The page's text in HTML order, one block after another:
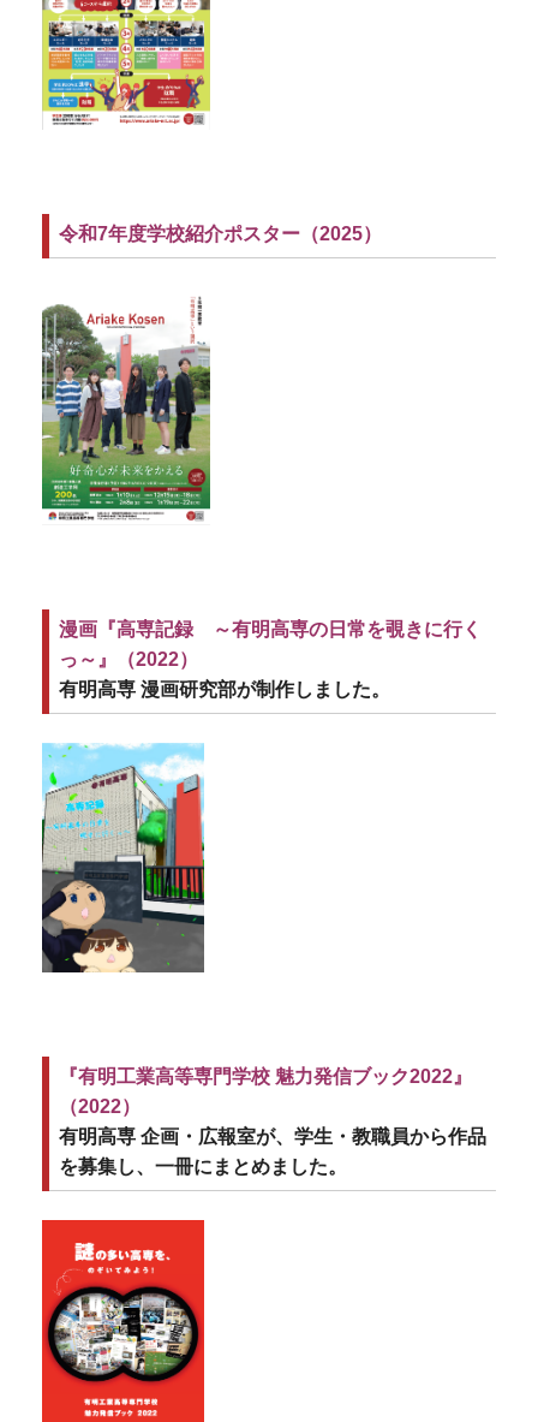
令和7年度学校紹介ポスター（2025）
漫画『高専記録 ～有明高専の日常を覗きに行く
っ～』（2022）
有明高専 漫画研究部が制作しました。
『有明工業高等専門学校 魅力発信ブック2022 』
（2022）
有明高専 企画・広報室が、学生・教職員から作品
を募集し、一冊にまとめました。